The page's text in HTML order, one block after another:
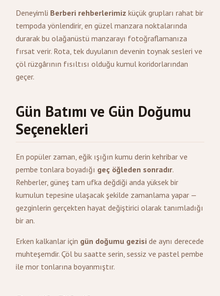
Deneyimli Berberi rehberlerimiz küçük grupları rahat bir
tempoda yönlendirir, en güzel manzara noktalarında
durarak bu olağanüstü manzarayı fotoğraflamanıza
fırsat verir. Rota, tek duyulanın devenin toynak sesleri ve
çöl rüzgârının fısıltısı olduğu kumul koridorlarından
geçer.
Gün Batımı ve Gün Doğumu
Seçenekleri
En popüler zaman, eğik ışığın kumu derin kehribar ve
pembe tonlara boyadığı geç öğleden sonradır.
Rehberler, güneş tam ufka değdiği anda yüksek bir
kumulun tepesine ulaşacak şekilde zamanlama yapar —
gezginlerin gerçekten hayat değiştirici olarak tanımladığı
bir an.
Erken kalkanlar için gün doğumu gezisi de aynı derecede
muhteşemdir. Çöl bu saatte serin, sessiz ve pastel pembe
ile mor tonlarına boyanmıştır.